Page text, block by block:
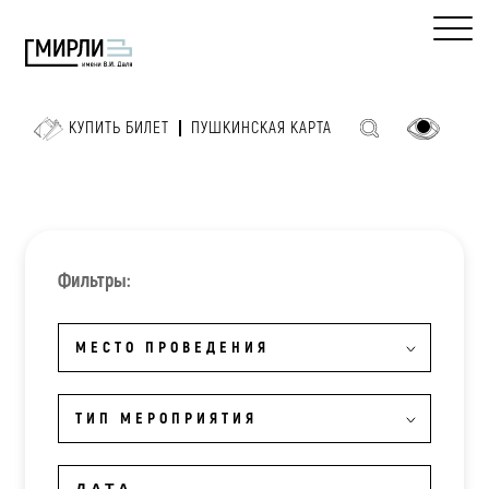
КУПИТЬ БИЛЕТ ПУШКИНСКАЯ КАРТА
Фильтры:
МЕСТО ПРОВЕДЕНИЯ
ТИП МЕРОПРИЯТИЯ